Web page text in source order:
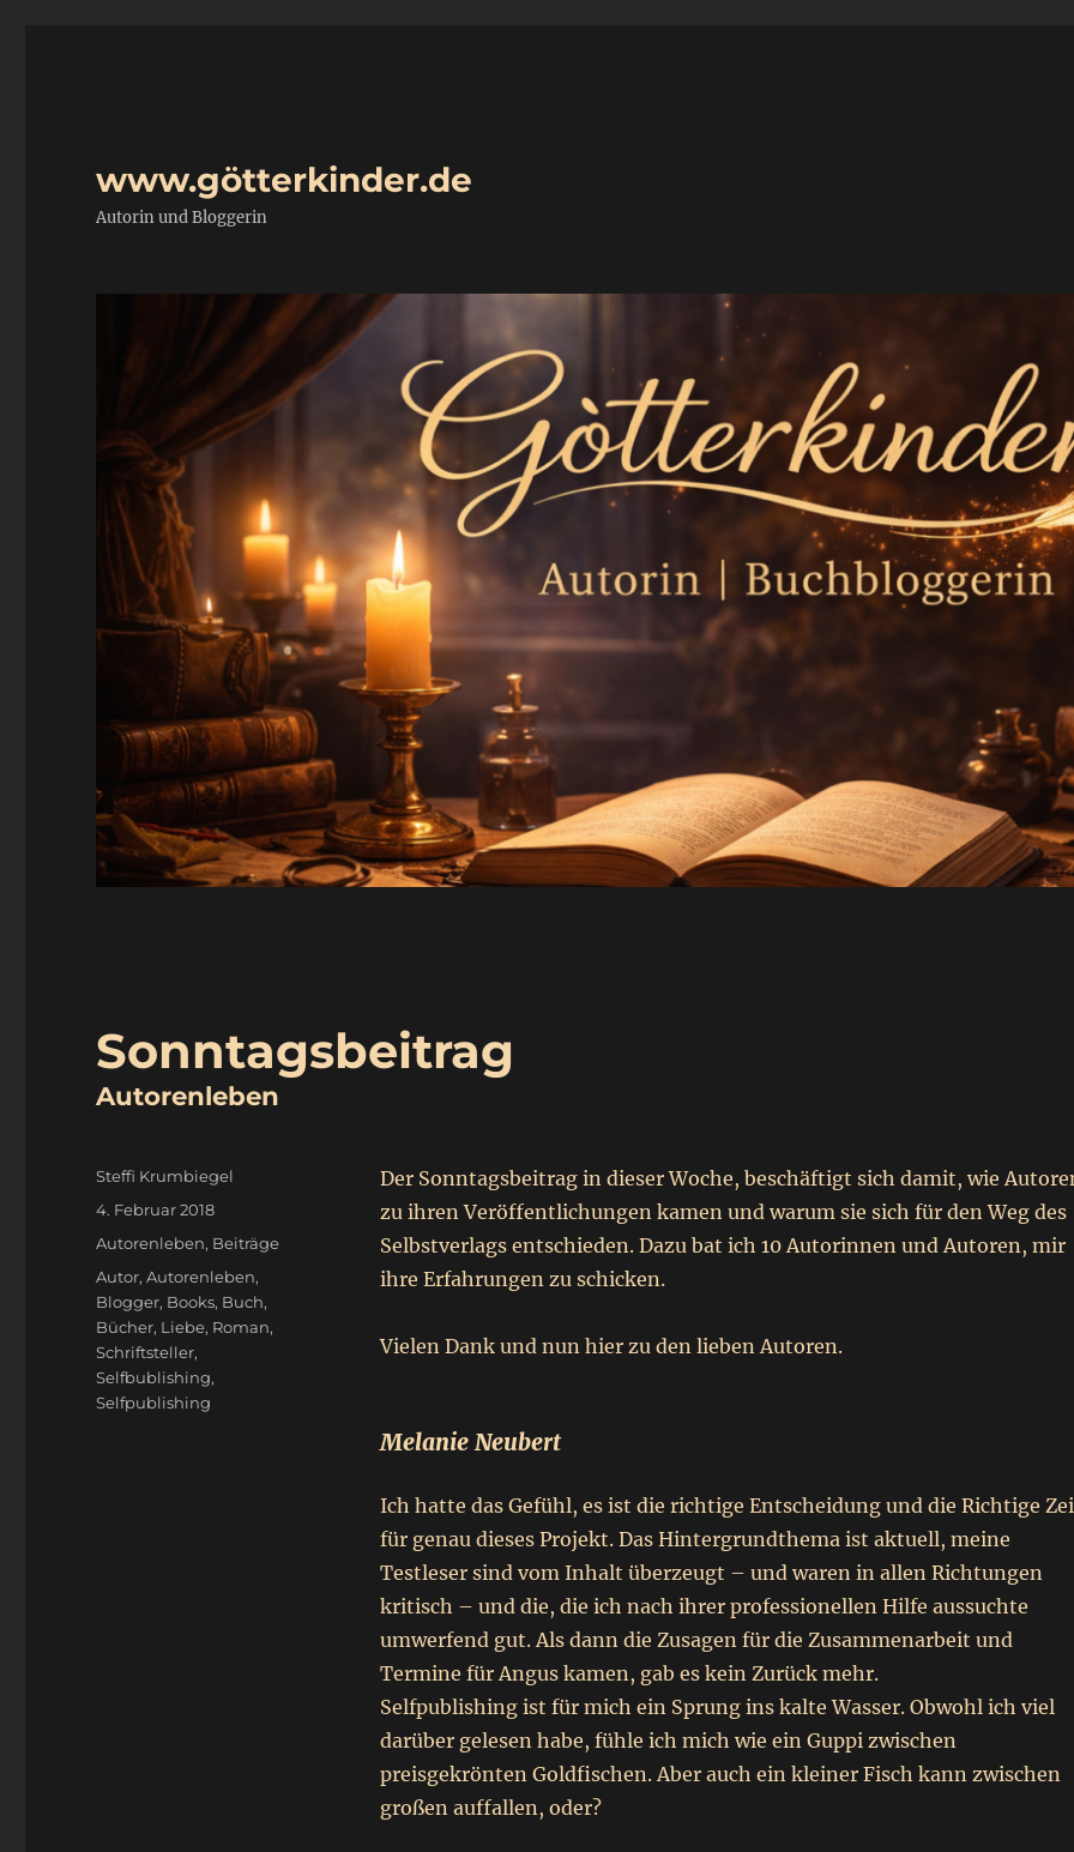
www.götterkinder.de
Autorin und Bloggerin
Sonntagsbeitrag
Autorenleben
Der Sonntagsbeitrag in dieser Woche, beschäftigt sich damit, wie
zu ihren Veröffentlichungen kamen und warum sie sich für den Weg des
Selbstverlags entschieden. Dazu bat ich 10 Autorinnen und Autoren, mir
ihre Erfahrungen zu schicken.
Vielen Dank und nun hier zu den lieben Autoren.
Melanie Neubert
Ich hatte das Gefühl, es ist die richtige Entscheidung und die Richtige
für genau dieses Projekt. Das Hintergrundthema ist aktuell, meine
Testleser sind vom Inhalt überzeugt – und waren in allen Richtungen
kritisch – und die, die ich nach ihrer professionellen Hilfe aussuchte
umwerfend gut. Als dann die Zusagen für die Zusammenarbeit und
Termine für Angus kamen, gab es kein Zurück mehr.
Selfpublishing ist für mich ein Sprung ins kalte Wasser. Obwohl ich viel
darüber gelesen habe, fühle ich mich wie ein Guppi zwischen
preisgekrönten Goldfischen. Aber auch ein kleiner Fisch kann zwischen
großen auffallen, oder?
Autor
Steffi Krumbiegel
Veröffentlicht
4. Februar 2018
Kategorien
Autorenleben, Beiträge
Schlagwörter
Autor,Autorenleben,
Blogger, Books, Buch,
Bücher, Liebe, Roman,
Schriftsteller,
Selfbublishing,
Selfpublishing